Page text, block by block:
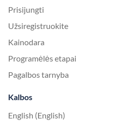
Prisijungti
Užsiregistruokite
Kainodara
Programėlės etapai
Pagalbos tarnyba
Kalbos
English (English)